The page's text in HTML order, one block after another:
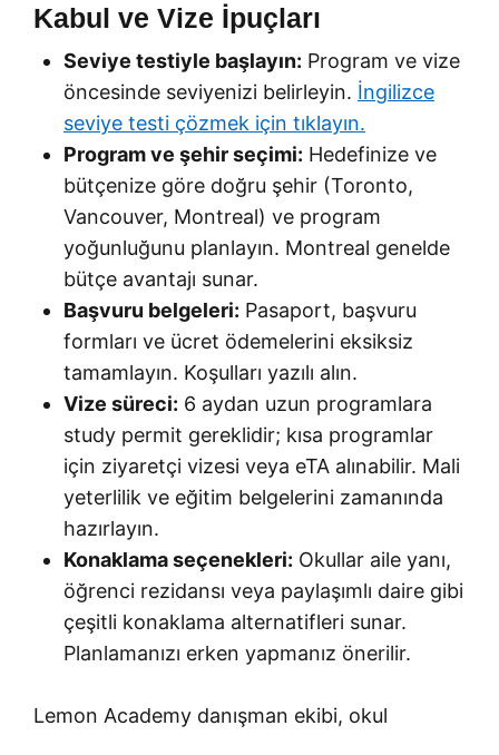
Kabul ve Vize İpuçları
Seviye testiyle başlayın: Program ve vize
öncesinde seviyenizi belirleyin. İngilizce
seviye testi çözmek için tıklayın.
Program ve şehir seçimi: Hedefinize ve
bütçenize göre doğru şehir (Toronto,
Vancouver, Montreal) ve program
yoğunluğunu planlayın. Montreal genelde
bütçe avantajı sunar.
Başvuru belgeleri: Pasaport, başvuru
formları ve ücret ödemelerini eksiksiz
tamamlayın. Koşulları yazılı alın.
Vize süreci: 6 aydan uzun programlara
study permit gereklidir; kısa programlar
için ziyaretçi vizesi veya eTA alınabilir. Mali
yeterlilik ve eğitim belgelerini zamanında
hazırlayın.
Konaklama seçenekleri: Okullar aile yanı,
öğrenci rezidansı veya paylaşımlı daire gibi
çeşitli konaklama alternatifleri sunar.
Planlamanızı erken yapmanız önerilir.
Lemon Academy danışman ekibi, okul